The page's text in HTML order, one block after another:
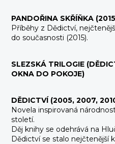
PANDOŘINA SKŘÍŇKA
Příběhy z Dědictví,
do současnosti (2015).
SLEZSKÁ TRILOGIE
OKNA DO POKOJE)
DĚDICTVÍ (2005, 2007,
Novela inspirovaná
století.
Děj knihy se odehrává na
Dědictví se stalo nejčtenější